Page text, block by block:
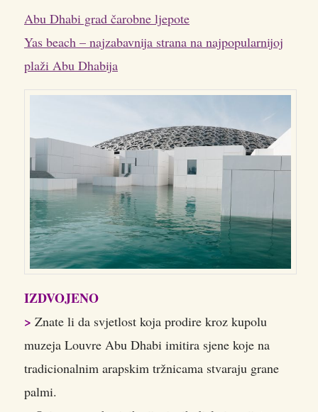
Abu Dhabi grad čarobne ljepote
Yas beach – najzabavnija strana na najpopularnijoj
plaži Abu Dhabija
IZDVOJENO
> Znate li da svjetlost koja prodire kroz kupolu
muzeja Louvre Abu Dhabi imitira sjene koje na
tradicionalnim arapskim tržnicama stvaraju grane
palmi.